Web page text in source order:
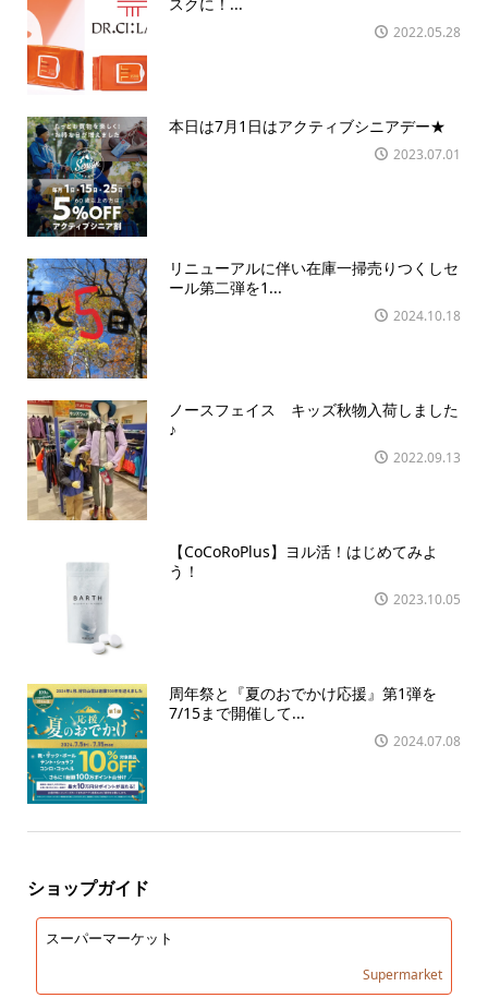
スクに！...
2022.05.28
本日は7月1日はアクティブシニアデー★
2023.07.01
リニューアルに伴い在庫一掃売りつくしセ
ール第二弾を1...
2024.10.18
ノースフェイス キッズ秋物入荷しました
♪
2022.09.13
【CoCoRoPlus】ヨル活！はじめてみよ
う！
2023.10.05
周年祭と『夏のおでかけ応援』第1弾を
7/15まで開催して...
2024.07.08
ショップガイド
スーパーマーケット
Supermarket